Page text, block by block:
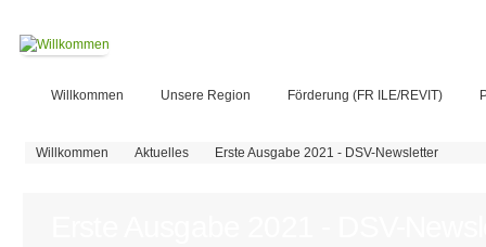
Willkommen Unsere Region Förderung (FR ILE/REVIT)
Sie sind hier
Willkommen Aktuelles Erste Ausgabe 2021 - DSV-Newsletter